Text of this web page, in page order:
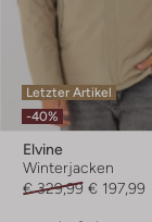
Letzter Artikel
-40%
Elvine
Winterjacken
€ 329,99 € 197,99